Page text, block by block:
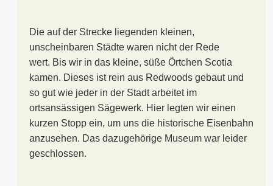
Die auf der Strecke liegenden kleinen,
unscheinbaren Städte waren nicht der Rede
wert. Bis wir in das kleine, süße Örtchen Scotia
kamen. Dieses ist rein aus Redwoods gebaut und
so gut wie jeder in der Stadt arbeitet im
ortsansässigen Sägewerk. Hier legten wir einen
kurzen Stopp ein, um uns die historische Eisenbahn
anzusehen. Das dazugehörige Museum war leider
geschlossen.